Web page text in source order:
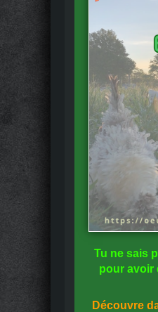
Tu ne sais
pour avoir
Découvre